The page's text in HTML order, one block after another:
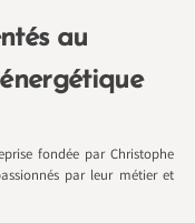
au
fondée par Christophe
par leur métier et